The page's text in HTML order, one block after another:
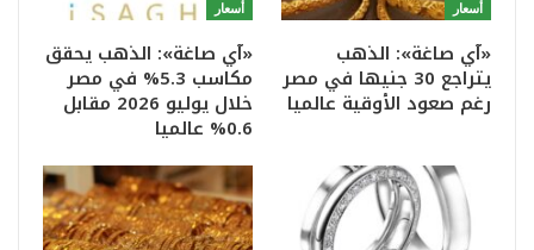
أسعار
«آي صاغة»: الذهب
يتراجع 30 جنيها في مصر
رغم صعود الأوقية عالميا
أسعار
«آي صاغة»: الذهب يحقق
مكاسب 5.3% في مصر
خلال يوليو 2026 مقابل
0.6% عالميا